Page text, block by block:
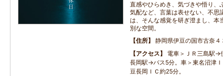
直感やひらめき、気づきや悟り、
気配など、言葉は表せない、不
は、そんな感覚を研ぎ澄まし、本
別な空間。
住所
静岡県伊豆の国市古奈
アクセス
電車＞ＪＲ三島駅→
長岡駅→バス5分。車＞東名沼津
豆長岡ＩＣ約25分。